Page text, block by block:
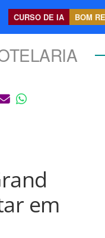
CURSO DE IA BOM
em